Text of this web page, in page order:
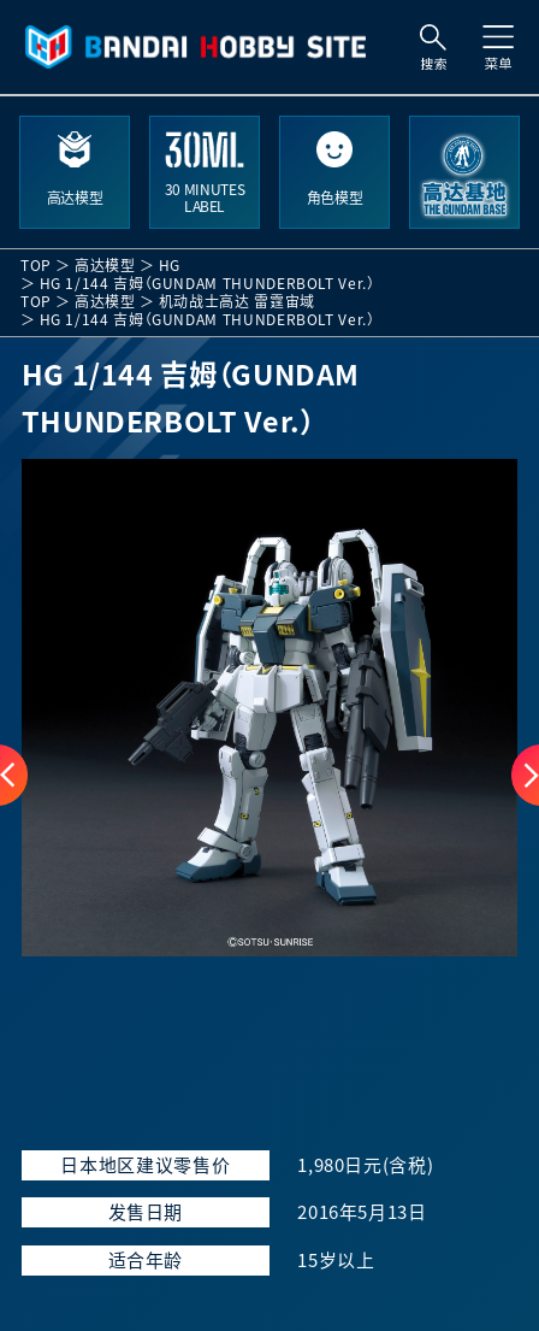
高达模型
30 MINUTES
LABEL
角色模型
TOP 高达模型
HG
HG 1/144 吉姆（GUNDAM THUNDERBOLT Ver.）
TOP
高达模型
机动战士高达 雷霆宙域
HG 1/144 吉姆（GUNDAM THUNDERBOLT Ver.）
HG 1/144 吉姆（GUNDAM
THUNDERBOLT Ver.）
日本地区建议零售价 1,980日元(含税)
发售日期 2016年5月13日
适合年龄 15岁以上